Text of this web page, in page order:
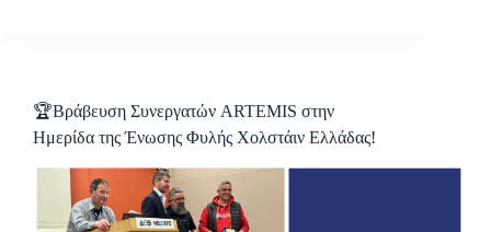
🏆Βράβευση Συνεργατών ARTEMIS στην
Ημερίδα της Ένωσης Φυλής Χολστάιν Ελλάδας!